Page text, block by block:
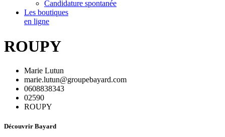
Candidature spontanée
Les boutiques
en ligne
ROUPY
Marie Lutun
marie.lutun@groupebayard.com
0608838343
02590
ROUPY
Découvrir Bayard